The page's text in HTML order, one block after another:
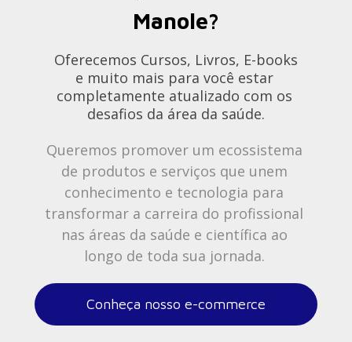
Manole?
Queremos promover um ecossistema
de produtos e serviços que unem
conhecimento e tecnologia para
transformar a carreira do profissional
nas áreas da saúde e científica ao
longo de toda sua jornada.
Oferecemos Cursos, Livros, E-books
e muito mais para você estar
completamente atualizado com os
desafios da área da saúde.
Conheça nosso e-commerce